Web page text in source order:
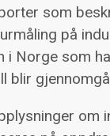
som
på
i Norge som
blir
om